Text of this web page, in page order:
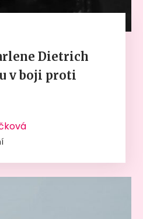
Dietrich
v boji proti